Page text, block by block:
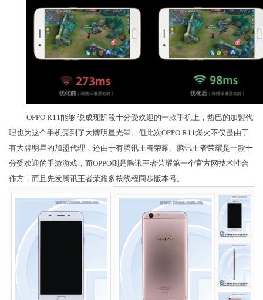
OPPO R11能够 说成现阶段十分受欢迎的一款手机上，热巴的加盟代
理也为这个手机壳到了大牌明星光晕。但此次OPPO R11爆火不仅是由于
有大牌明星的加盟代理，还由于有腾讯王者荣耀。腾讯王者荣耀是一款十
分受欢迎的手游游戏，而OPPO则是腾讯王者荣耀第一个官方网技术性合
作方，而且先发腾讯王者荣耀多核线程同步版本号。